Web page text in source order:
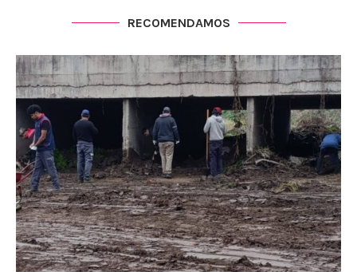
RECOMENDAMOS